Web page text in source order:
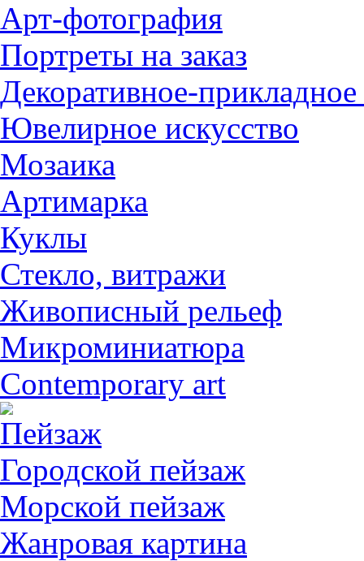
Арт-фотография
Портреты на заказ
Декоративное-прикладное
Ювелирное искусство
Мозаика
Артимарка
Куклы
Стекло, витражи
Живописный рельеф
Микроминиатюра
Contemporary art
Пейзаж
Городской пейзаж
Морской пейзаж
Жанровая картина